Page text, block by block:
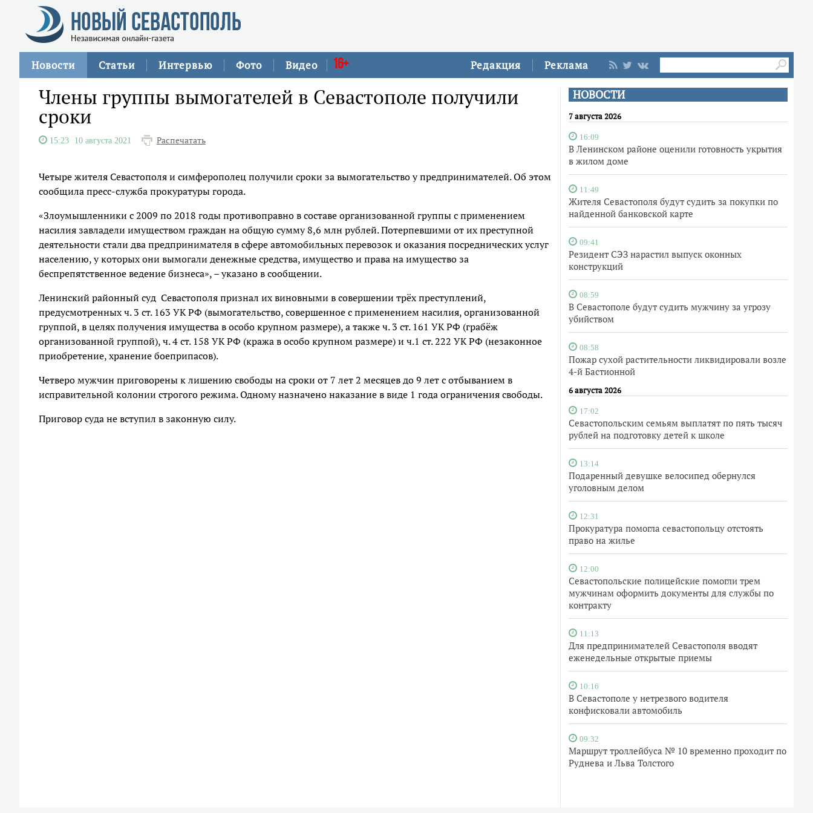
Редакция Реклама
Новости Статьи Интервью Фото Видео 16+
НОВОСТИ
7 августа 2026
16:09
В Ленинском районе оценили готовность укрытия
в жилом доме
11:49
Жителя Севастополя будут судить за покупки по
найденной банковской карте
09:41
Резидент СЭЗ нарастил выпуск оконных
конструкций
08:59
В Севастополе будут судить мужчину за угрозу
убийством
08:58
Пожар сухой растительности ликвидировали возле
4-й Бастионной
6 августа 2026
17:02
Севастопольским семьям выплатят по пять тысяч
рублей на подготовку детей к школе
13:14
Подаренный девушке велосипед обернулся
уголовным делом
12:31
Прокуратура помогла севастопольцу отстоять
право на жилье
12:00
Севастопольские полицейские помогли трем
мужчинам оформить документы для службы по
контракту
11:13
Для предпринимателей Севастополя вводят
еженедельные открытые приемы
10:16
В Севастополе у нетрезвого водителя
конфисковали автомобиль
09:32
Маршрут троллейбуса № 10 временно проходит по
Руднева и Льва Толстого
Члены группы вымогателей в Севастополе получили
сроки
15:23 10 августа 2021 Распечатать
Четыре жителя Севастополя и симферополец получили сроки за вымогательство у предпринимателей. Об этом
сообщила пресс-служба прокуратуры города.
«Злоумышленники с 2009 по 2018 годы противоправно в составе организованной группы с применением
насилия завладели имуществом граждан на общую сумму 8,6 млн рублей. Потерпевшими от их преступной
деятельности стали два предпринимателя в сфере автомобильных перевозок и оказания посреднических услуг
населению, у которых они вымогали денежные средства, имущество и права на имущество за
беспрепятственное ведение бизнеса», – указано в сообщении.
Ленинский районный суд Севастополя признал их виновными в совершении трёх преступлений,
предусмотренных ч. 3 ст. 163 УК РФ (вымогательство, совершенное с применением насилия, организованной
группой, в целях получения имущества в особо крупном размере), а также ч. 3 ст. 161 УК РФ (грабёж
организованной группой), ч. 4 ст. 158 УК РФ (кража в особо крупном размере) и ч.1 ст. 222 УК РФ (незаконное
приобретение, хранение боеприпасов).
Четверо мужчин приговорены к лишению свободы на сроки от 7 лет 2 месяцев до 9 лет с отбыванием в
исправительной колонии строгого режима. Одному назначено наказание в виде 1 года ограничения свободы.
Приговор суда не вступил в законную силу.